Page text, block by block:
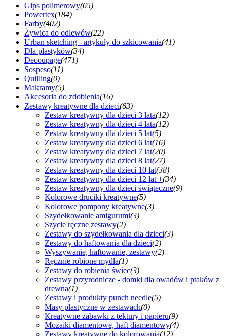
Gips polimerowy(65)
Powertex(184)
Farby(402)
Żywica do odlewów(22)
Urban sketching - artykuły do szkicowania(41)
Dla plastyków(34)
Decoupage(471)
Sospeso(11)
Quilling(0)
Makramy(5)
Akcesoria do zdobienia(16)
Zestawy kreatywne dla dzieci(63)
Zestaw kreatywny dla dzieci 3 lata(12)
Zestaw kreatywny dla dzieci 4 lata(12)
Zestaw kreatywny dla dzieci 5 lat(5)
Zestaw kreatywny dla dzieci 6 lat(16)
Zestaw kreatywny dla dzieci 7 lat(20)
Zestaw kreatywny dla dzieci 8 lat(27)
Zestaw kreatywny dla dzieci 10 lat(38)
Zestaw kreatywny dla dzieci 12 lat +(34)
Zestaw kreatywny dla dzieci świąteczne(9)
Kolorowe druciki kreatywne(5)
Kolorowe pompony kreatywne(3)
Szydełkowanie amigurumi(3)
Szycie ręczne zestawy(2)
Zestawy do szydełkowania dla dzieci(3)
Zestawy do haftowania dla dzieci(2)
Wyszywanie, haftowanie, zestawy(2)
Ręcznie robione mydła(1)
Zestawy do robienia świec(3)
Zestawy przyrodnicze - domki dla owadów i ptaków z
drewna(1)
Zestawy i produkty punch needle(5)
Masy plastyczne w zestawach(0)
Kreatywne zabawki z tektury i papieru(9)
Mozaiki diamentowe, haft diamentowy(4)
Zestawy kreatywne do kolorowania(12)